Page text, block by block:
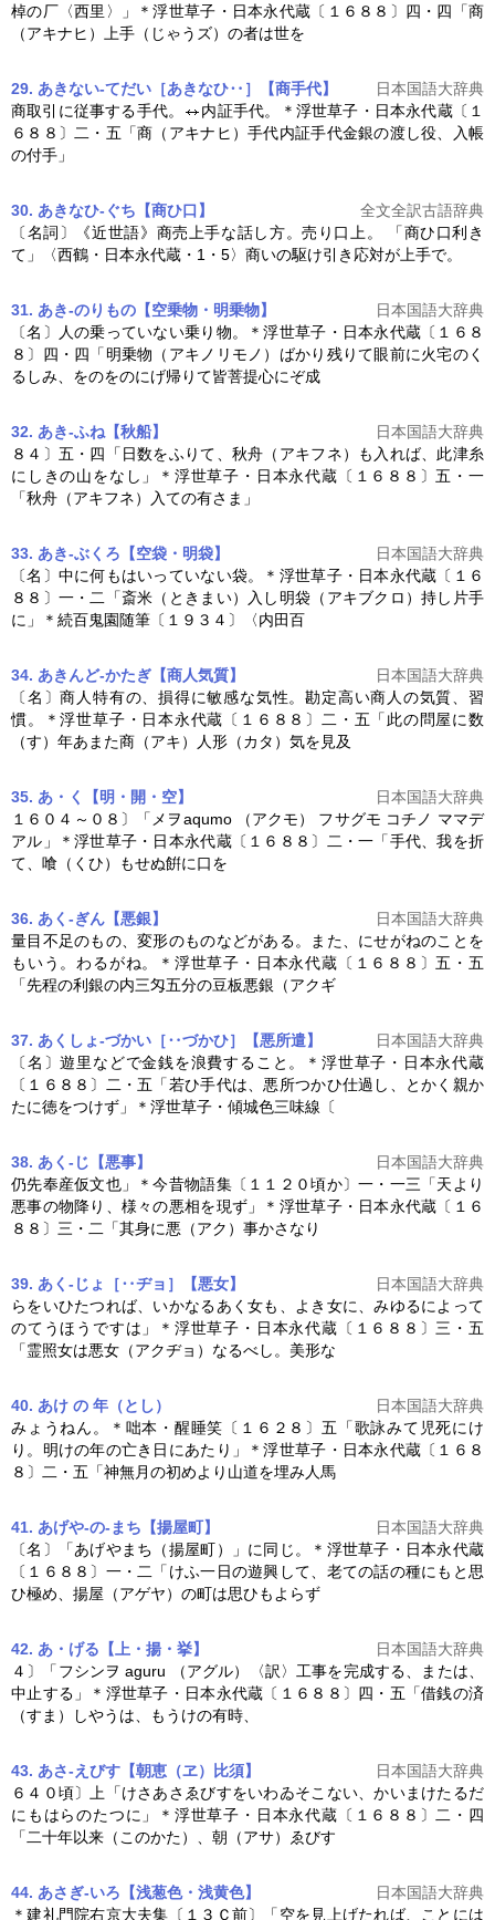
棹の厂〈西里〉」＊浮世草子・ 日本永代蔵 〔１６８８〕四・四「商
（アキナヒ）上手（じゃうズ）の者は世を
29. あきない‐てだい［あきなひ‥］【商手代】
日本国語大辞典
商取引に従事する手代。
内証手代。＊浮世草子・ 日本永代蔵〔１
６８８〕二・五「商（アキナヒ）手代内証手代金銀の渡し役、入帳
の付手」
30. あきなひ-ぐち【商ひ口】
全文全訳古語辞典
〔名詞〕《近世語》商売上手な話し方。売り口上。 「商ひ口利き
て」〈西鶴・ 日本永代蔵 ・1・5〉商いの駆け引き応対が上手で。
31. あき‐のりもの【空乗物・明乗物】
日本国語大辞典
〔名〕人の乗っていない乗り物。＊浮世草子・ 日本永代蔵 〔１６８
８〕四・四「明乗物（アキノリモノ）ばかり残りて眼前に火宅のく
るしみ、をのをのにげ帰りて皆菩提心にぞ成
32. あき‐ふね【秋船】
日本国語大辞典
８４〕五・四「日数をふりて、秋舟（アキフネ）も入れば、此津糸
にしきの山をなし」＊浮世草子・ 日本永代蔵 〔１６８８〕五・一
「秋舟（アキフネ）入ての有さま」
33. あき‐ぶくろ【空袋・明袋】
日本国語大辞典
〔名〕中に何もはいっていない袋。＊浮世草子・ 日本永代蔵 〔１６
８８〕一・二「斎米（ときまい）入し明袋（アキブクロ）持し片手
に」＊続百鬼園随筆〔１９３４〕〈内田百
34. あきんど‐かたぎ【商人気質】
日本国語大辞典
〔名〕商人特有の、損得に敏感な気性。勘定高い商人の気質、習
慣。＊浮世草子・ 日本永代蔵 〔１６８８〕二・五「此の問屋に数
（す）年あまた商（アキ）人形（カタ）気を見及
35. あ・く【明・開・空】
日本国語大辞典
１６０４～０８〕「メヲaqumo （アクモ） フサグモ コチノ ママデ
アル」＊浮世草子・ 日本永代蔵〔１６８８〕二・一「手代、我を折
て、喰（くひ）もせぬ餠に口を
36. あく‐ぎん【悪銀】
日本国語大辞典
量目不足のもの、変形のものなどがある。また、にせがねのことを
もいう。わるがね。＊浮世草子・ 日本永代蔵 〔１６８８〕五・五
「先程の利銀の内三匁五分の豆板悪銀（アクギ
37. あくしょ‐づかい［‥づかひ］【悪所遣】
日本国語大辞典
〔名〕遊里などで金銭を浪費すること。＊浮世草子・ 日本永代蔵
〔１６８８〕二・五「若ひ手代は、悪所つかひ仕過し、とかく親か
たに徳をつけず」＊浮世草子・傾城色三味線〔
38. あく‐じ【悪事】
日本国語大辞典
仍先奉産仮文也」＊今昔物語集〔１１２０頃か〕一・一三「天より
悪事の物降り、様々の悪相を現ず」＊浮世草子・ 日本永代蔵 〔１６
８８〕三・二「其身に悪（アク）事かさなり
39. あく‐じょ［‥ヂョ］【悪女】
日本国語大辞典
らをいひたつれば、いかなるあく女も、よき女に、みゆるによって
のてうほうですは」＊浮世草子・ 日本永代蔵 〔１６８８〕三・五
「霊照女は悪女（アクヂョ）なるべし。美形な
40. あけ の 年（とし）
日本国語大辞典
みょうねん。＊咄本・醒睡笑〔１６２８〕五「歌詠みて児死にけ
り。明けの年の亡き日にあたり」＊浮世草子・ 日本永代蔵 〔１６８
８〕二・五「神無月の初めより山道を埋み人馬
41. あげや‐の‐まち【揚屋町】
日本国語大辞典
〔名〕「あげやまち（揚屋町）」に同じ。＊浮世草子・ 日本永代蔵
〔１６８８〕一・二「けふ一日の遊興して、老ての話の種にもと思
ひ極め、揚屋（アゲヤ）の町は思ひもよらず
42. あ・げる【上・揚・挙】
日本国語大辞典
４〕「フシンヲ aguru （アグル）〈訳〉工事を完成する、または、
中止する」＊浮世草子・ 日本永代蔵 〔１６８８〕四・五「借銭の済
（すま）しやうは、もうけの有時、
43. あさ‐えびす【朝恵（ヱ）比須】
日本国語大辞典
６４０頃〕上「けさあさゑびすをいわゐそこない、かいまけたるだ
にもはらのたつに」＊浮世草子・ 日本永代蔵 〔１６８８〕二・四
「二十年以来（このかた）、朝（アサ）ゑびす
44. あさぎ‐いろ【浅葱色・浅黄色】
日本国語大辞典
＊建礼門院右京大夫集〔１３Ｃ前〕「空を見上げたれば、ことには